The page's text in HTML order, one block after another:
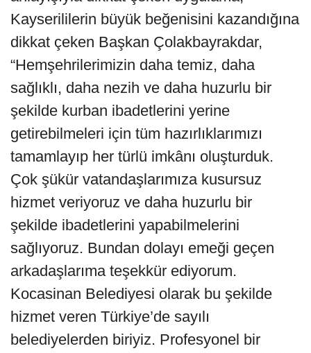
Kayserililerin büyük beğenisini kazandığına
dikkat çeken Başkan Çolakbayrakdar,
“Hemşehrilerimizin daha temiz, daha
sağlıklı, daha nezih ve daha huzurlu bir
şekilde kurban ibadetlerini yerine
getirebilmeleri için tüm hazırlıklarımızı
tamamlayıp her türlü imkânı oluşturduk.
Çok şükür vatandaşlarımıza kusursuz
hizmet veriyoruz ve daha huzurlu bir
şekilde ibadetlerini yapabilmelerini
sağlıyoruz. Bundan dolayı emeği geçen
arkadaşlarıma teşekkür ediyorum.
Kocasinan Belediyesi olarak bu şekilde
hizmet veren Türkiye’de sayılı
belediyelerden biriyiz. Profesyonel bir